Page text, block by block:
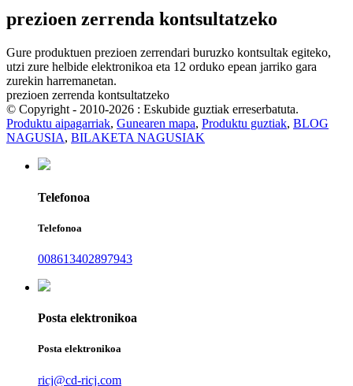
prezioen zerrenda kontsultatzeko
Gure produktuen prezioen zerrendari buruzko kontsultak egiteko,
utzi zure helbide elektronikoa eta 12 orduko epean jarriko gara
zurekin harremanetan.
prezioen zerrenda kontsultatzeko
© Copyright - 2010-2026 : Eskubide guztiak erreserbatuta.
Produktu aipagarriak, Gunearen mapa, Produktu guztiak, BLOG
NAGUSIA, BILAKETA NAGUSIAK
Telefonoa
Telefonoa
008613402897943
Posta elektronikoa
Posta elektronikoa
ricj@cd-ricj.com